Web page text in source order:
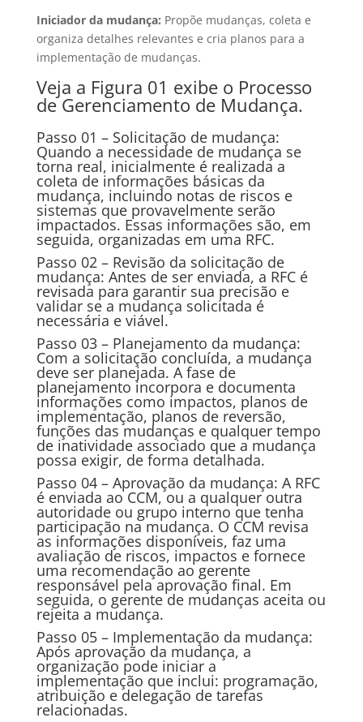
Iniciador da mudança: Propõe mudanças, coleta e
organiza detalhes relevantes e cria planos para a
implementação de mudanças.
Veja a Figura 01 exibe o Processo
de Gerenciamento de Mudança.
Passo 01 – Solicitação de mudança:
Quando a necessidade de mudança se
torna real, inicialmente é realizada a
coleta de informações básicas da
mudança, incluindo notas de riscos e
sistemas que provavelmente serão
impactados. Essas informações são, em
seguida, organizadas em uma RFC.
Passo 02 – Revisão da solicitação de
mudança: Antes de ser enviada, a RFC é
revisada para garantir sua precisão e
validar se a mudança solicitada é
necessária e viável.
Passo 03 – Planejamento da mudança:
Com a solicitação concluída, a mudança
deve ser planejada. A fase de
planejamento incorpora e documenta
informações como impactos, planos de
implementação, planos de reversão,
funções das mudanças e qualquer tempo
de inatividade associado que a mudança
possa exigir, de forma detalhada.
Passo 04 – Aprovação da mudança: A RFC
é enviada ao CCM, ou a qualquer outra
autoridade ou grupo interno que tenha
participação na mudança. O CCM revisa
as informações disponíveis, faz uma
avaliação de riscos, impactos e fornece
uma recomendação ao gerente
responsável pela aprovação final. Em
seguida, o gerente de mudanças aceita ou
rejeita a mudança.
Passo 05 – Implementação da mudança:
Após aprovação da mudança, a
organização pode iniciar a
implementação que inclui: programação,
atribuição e delegação de tarefas
relacionadas.